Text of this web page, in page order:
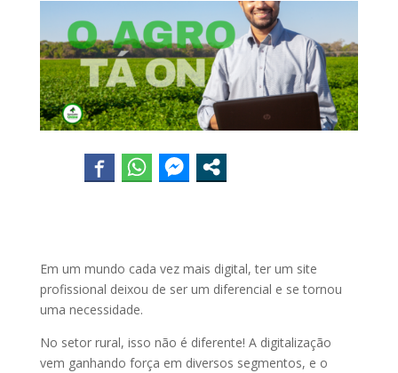
Em um mundo cada vez mais digital, ter um site
profissional deixou de ser um diferencial e se tornou
uma necessidade.
No setor rural, isso não é diferente! A digitalização
vem ganhando força em diversos segmentos, e o